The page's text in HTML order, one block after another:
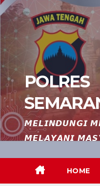
POLRES
𝙈𝙀𝙇𝙄𝙉𝘿𝙐𝙉𝙂𝙄
𝙈𝙀𝙇𝘼𝙔𝘼𝙉𝙄
HOME